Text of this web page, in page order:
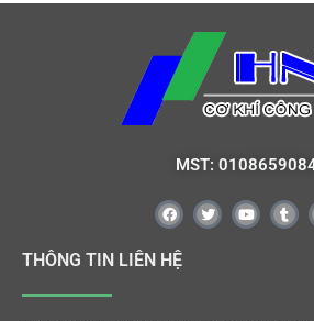
MST:
THÔNG TIN LIÊN HỆ